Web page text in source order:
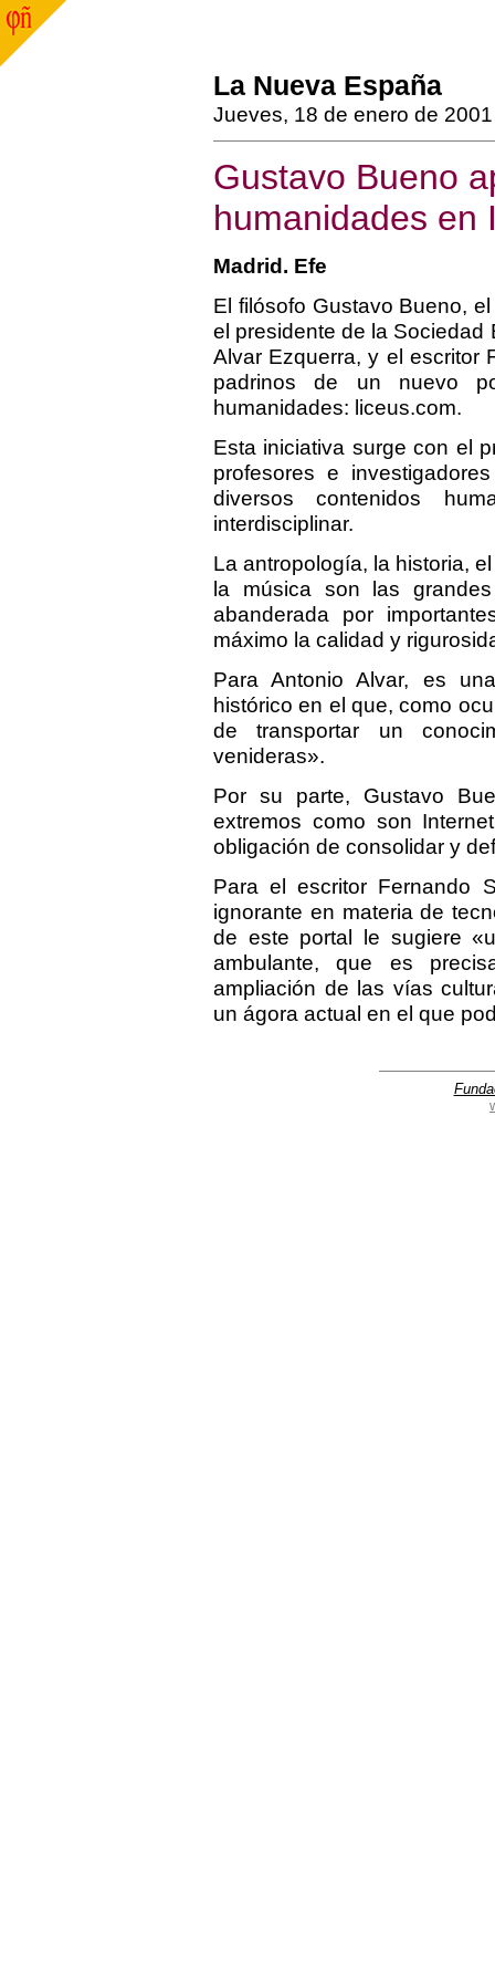
La Nueva España
Jueves, 18 de enero de 2001
Gustavo Bueno
humanidades en
Madrid. Efe
El filósofo Gustavo Bueno,
el presidente de la Sociedad
Alvar Ezquerra, y el escritor
padrinos de un nuevo
humanidades: liceus.com.
Esta iniciativa surge con el
profesores e
diversos contenidos
interdisciplinar.
La antropología, la historia,
la música son las
abanderada por
máximo la calidad y
Para Antonio Alvar, es
histórico en el que, como
de transportar un
venideras».
Por su parte, Gustavo
extremos como son
obligación de consolidar y
Para el escritor Fernando
ignorante en materia de
de este portal le sugiere
ambulante, que es
ampliación de las vías
un ágora actual en el que